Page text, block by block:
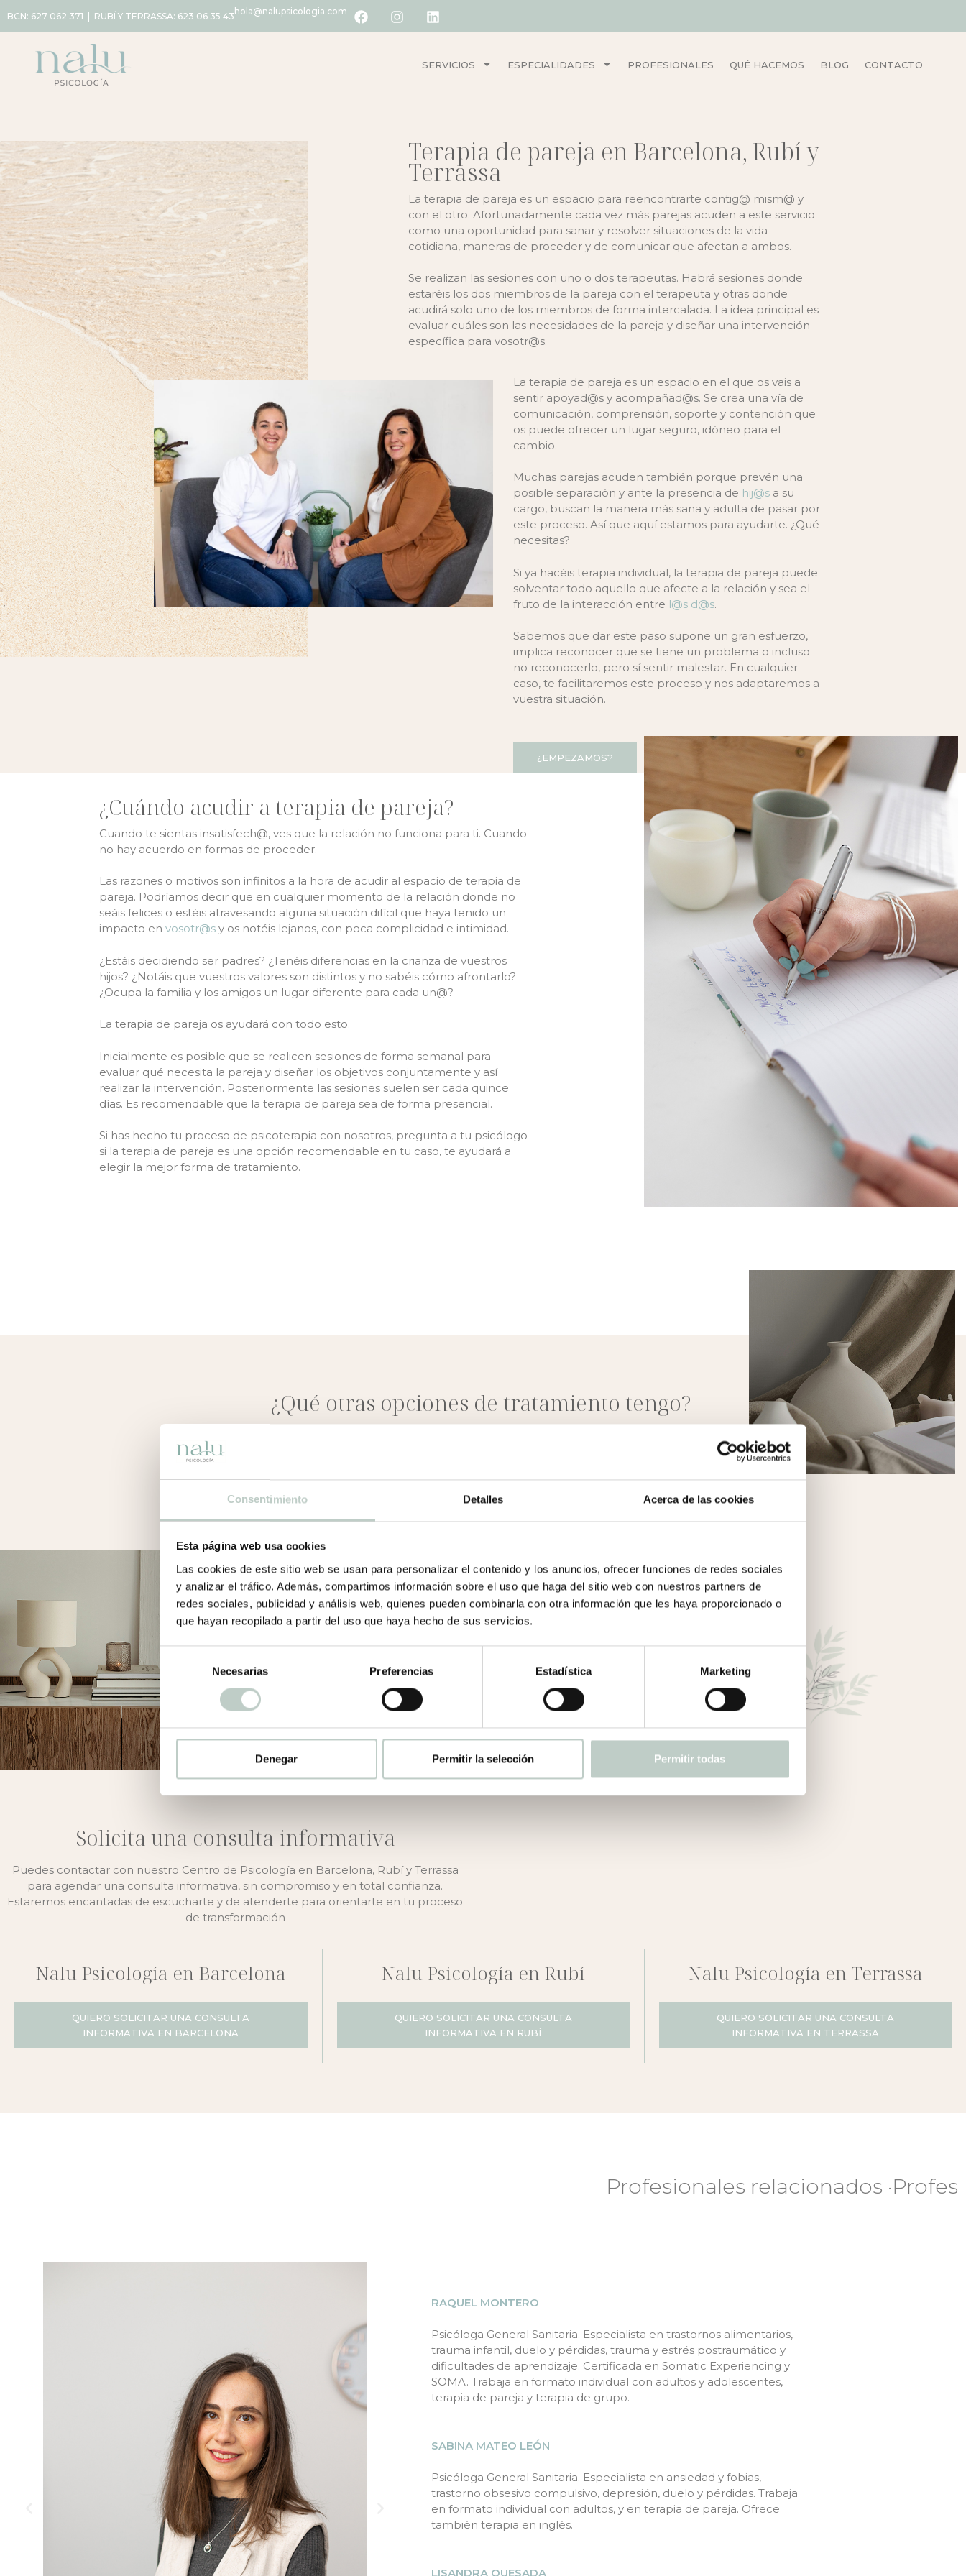
Consentimiento Detalles Acerca de las cookies
Esta página web usa cookies
Las cookies de este sitio web se usan para personalizar el contenido y los anuncios, ofrecer funciones de redes sociales
y analizar el tráfico. Además, compartimos información sobre el uso que haga del sitio web con nuestros partners de
redes sociales, publicidad y análisis web, quienes pueden combinarla con otra información que les haya proporcionado o
que hayan recopilado a partir del uso que haya hecho de sus servicios.
de
consentimiento
Necesarias Preferencias Estadística Marketing
Denegar Permitir la selección Permitir todas
BCN: 627 062 371 | RUBÍ Y TERRASSA: 623 06 35 43 hola@nalupsicologia.com
SERVICIOS ESPECIALIDADES PROFESIONALES QUÉ HACEMOS BLOG CONTACTO
Terapia de pareja en Barcelona, Rubí y
Terrassa
La terapia de pareja es un espacio para reencontrarte contig@ mism@ y
con el otro. Afortunadamente cada vez más parejas acuden a este servicio
como una oportunidad para sanar y resolver situaciones de la vida
cotidiana, maneras de proceder y de comunicar que afectan a ambos.
Se realizan las sesiones con uno o dos terapeutas. Habrá sesiones donde
estaréis los dos miembros de la pareja con el terapeuta y otras donde
acudirá solo uno de los miembros de forma intercalada. La idea principal es
evaluar cuáles son las necesidades de la pareja y diseñar una intervención
específica para vosotr@s.
La terapia de pareja es un espacio en el que os vais a
sentir apoyad@s y acompañad@s. Se crea una vía de
comunicación, comprensión, soporte y contención que
os puede ofrecer un lugar seguro, idóneo para el
cambio.
Muchas parejas acuden también porque prevén una
posible separación y ante la presencia de hij@s a su
cargo, buscan la manera más sana y adulta de pasar por
este proceso. Así que aquí estamos para ayudarte. ¿Qué
necesitas?
Si ya hacéis terapia individual, la terapia de pareja puede
solventar todo aquello que afecte a la relación y sea el
fruto de la interacción entre l@s d@s.
Sabemos que dar este paso supone un gran esfuerzo,
implica reconocer que se tiene un problema o incluso
no reconocerlo, pero sí sentir malestar. En cualquier
caso, te facilitaremos este proceso y nos adaptaremos a
vuestra situación.
¿EMPEZAMOS?
¿Cuándo acudir a terapia de pareja?
Cuando te sientas insatisfech@, ves que la relación no funciona para ti. Cuando
no hay acuerdo en formas de proceder.
Las razones o motivos son infinitos a la hora de acudir al espacio de terapia de
pareja. Podríamos decir que en cualquier momento de la relación donde no
seáis felices o estéis atravesando alguna situación difícil que haya tenido un
impacto en vosotr@sy os notéis lejanos, con poca complicidad e intimidad.
¿Estáis decidiendo ser padres? ¿Tenéis diferencias en la crianza de vuestros
hijos? ¿Notáis que vuestros valores son distintos y no sabéis cómo afrontarlo?
¿Ocupa la familia y los amigos un lugar diferente para cada un@?
La terapia de pareja os ayudará con todo esto.
Inicialmente es posible que se realicen sesiones de forma semanal para
evaluar qué necesita la pareja y diseñar los objetivos conjuntamente y así
realizar la intervención. Posteriormente las sesiones suelen ser cada quince
días. Es recomendable que la terapia de pareja sea de forma presencial.
Si has hecho tu proceso de psicoterapia con nosotros, pregunta a tu psicólogo
si la terapia de pareja es una opción recomendable en tu caso, te ayudará a
elegir la mejor forma de tratamiento.
¿Qué otras opciones de tratamiento tengo?
TERAPIA INDIVIDUAL
ESCUELA DE PADRES
Solicita una consulta informativa
Puedes contactar con nuestro Centro de Psicología en Barcelona, Rubí y Terrassa
para agendar una consulta informativa, sin compromiso y en total confianza.
Estaremos encantadas de escucharte y de atenderte para orientarte en tu proceso
de transformación
Nalu Psicología en Barcelona
QUIERO SOLICITAR UNA CONSULTA
INFORMATIVA EN BARCELONA
Nalu Psicología en Rubí
QUIERO SOLICITAR UNA CONSULTA
INFORMATIVA EN RUBÍ
Nalu Psicología en Terrassa
QUIERO SOLICITAR UNA CONSULTA
INFORMATIVA EN TERRASSA
Profesionales relacionados
RAQUEL MONTERO
Psicóloga General Sanitaria. Especialista en trastornos alimentarios,
trauma infantil, duelo y pérdidas, trauma y estrés postraumático y
dificultades de aprendizaje. Certificada en Somatic Experiencing y
SOMA. Trabaja en formato individual con adultos y adolescentes,
terapia de pareja y terapia de grupo.
SABINA MATEO LEÓN
Psicóloga General Sanitaria. Especialista en ansiedad y fobias,
trastorno obsesivo compulsivo, depresión, duelo y pérdidas. Trabaja
en formato individual con adultos, y en terapia de pareja. Ofrece
también terapia en inglés.
LISANDRA QUESADA